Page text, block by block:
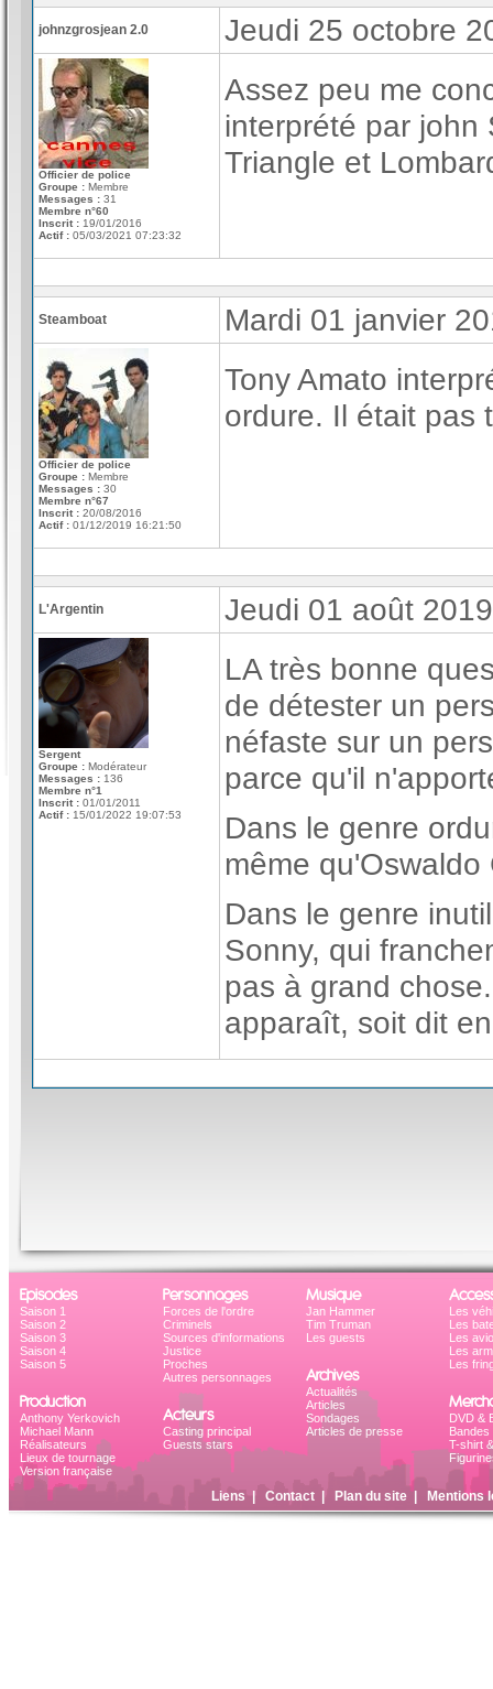
johnzgrosjean 2.0 Jeudi 25 octobre
Officier de police
Groupe : Membre
Messages : 31
Membre n°60
Inscrit : 19/01/2016
Actif : 05/03/2021 07:23:32
Assez peu me
interprété par john
Triangle et
Steamboat Mardi 01 janvier
Officier de police
Groupe : Membre
Messages : 30
Membre n°67
Inscrit : 20/08/2016
Actif : 01/12/2019 16:21:50
Tony Amato
ordure. Il était pas
L'Argentin Jeudi 01 août
Sergent
Groupe : Modérateur
Messages : 136
Membre n°1
Inscrit : 01/01/2011
Actif : 15/01/2022 19:07:53
LA très bonne
de détester un
néfaste sur un
parce qu'il
Dans le genre
même qu'Oswaldo
Dans le genre
Sonny, qui
pas à grand
apparaît, soit dit
Episodes
Saison 1
Saison 2
Saison 3
Saison 4
Saison 5
Production
Anthony Yerkovich
Michael Mann
Réalisateurs
Lieux de tournage
Version française
Personnages
Forces de l'ordre
Criminels
Sources d'informations
Justice
Proches
Autres personnages
Acteurs
Casting principal
Guests stars
Musique
Jan Hammer
Tim Truman
Les guests
Archives
Actualités
Articles
Sondages
Articles de presse
Les
Les
Les
Les
Les
DVD &
Bandes
T-shirt
Liens Contact| Plan du site| Mentions